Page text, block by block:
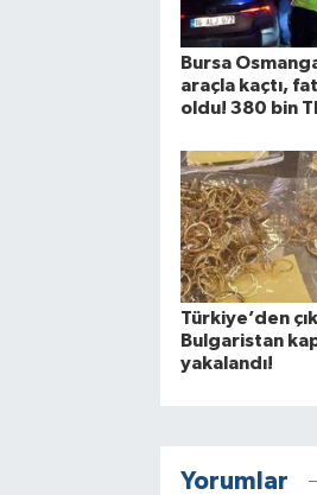
Bursa
araçla kaçtı,
oldu! 380 bin
Türkiye’den
Bulgaristan
yakalandı!
Yorumlar